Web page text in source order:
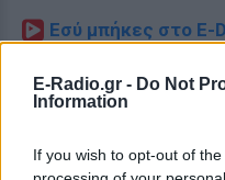
E-Radio.gr - Do Not
Information
If you wish to opt-out of
Εσύ μπήκες στο E-
Ακολουθήστε το E-